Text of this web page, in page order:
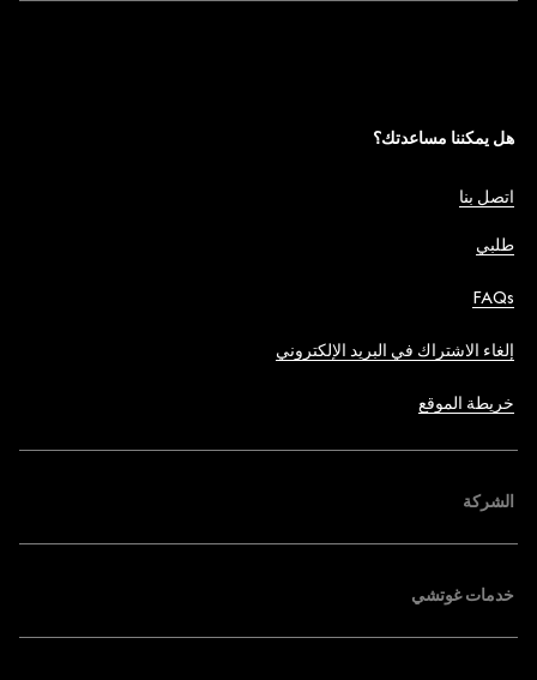
هل يمكننا مساعدتك؟
اتصل بنا
طلبي
FAQs
إلغاء الاشتراك في البريد الإلكتروني
خريطة الموقع
الشركة
خدمات غوتشي